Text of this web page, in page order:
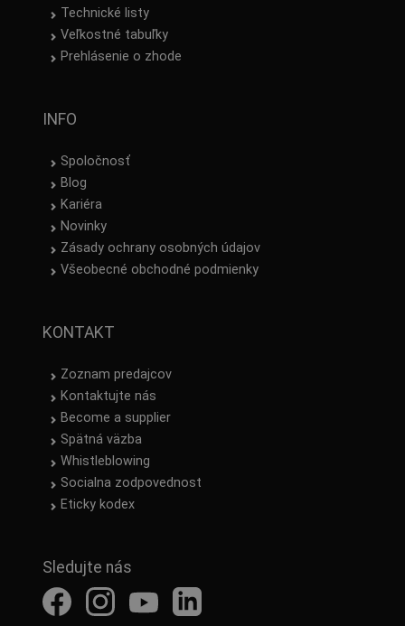
Technické listy
Veľkostné tabuľky
Prehlásenie o zhode
INFO
Spoločnosť
Blog
Kariéra
Novinky
Zásady ochrany osobných údajov
Všeobecné obchodné podmienky
KONTAKT
Zoznam predajcov
Kontaktujte nás
Become a supplier
Spätná väzba
Whistleblowing
Socialna zodpovednost
Eticky kodex
Sledujte nás